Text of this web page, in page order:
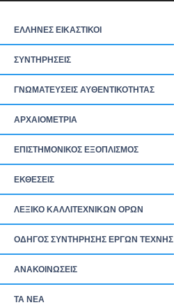
ΕΛΛΗΝΕΣ ΕΙΚΑΣΤΙΚΟΙ
ΣΥΝΤΗΡΗΣΕΙΣ
ΓΝΩΜΑΤΕΥΣΕΙΣ ΑΥΘΕΝΤΙΚΟΤΗΤΑΣ
ΑΡΧΑΙΟΜΕΤΡΙΑ
ΕΠΙΣΤΗΜΟΝΙΚΟΣ ΕΞΟΠΛΙΣΜΟΣ
ΕΚΘΕΣΕΙΣ
ΛΕΞΙΚΟ ΚΑΛΛΙΤΕΧΝΙΚΩΝ ΟΡΩΝ
ΟΔΗΓΟΣ ΣΥΝΤΗΡΗΣΗΣ ΕΡΓΩΝ ΤΕΧΝΗΣ
ΑΝΑΚΟΙΝΩΣΕΙΣ
ΤΑ ΝEΑ